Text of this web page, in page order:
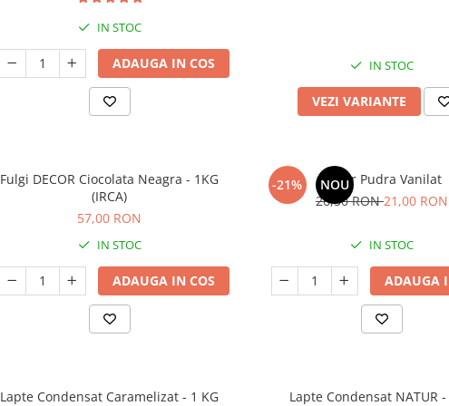
IN STOC
ADAUGA IN COS IN STOC
VEZI VARIANTE
Fulgi DECOR Ciocolata Neagra - 1KG
(IRCA)
57,00 RON
IN STOC
ADAUGA IN COS
-21% NOU
Zahar Pudra Vanilat
26,50 RON21,00 RON
IN STOC
ADAUGA
Lapte Condensat Caramelizat - 1 KG
Lapte Condensat NATUR -